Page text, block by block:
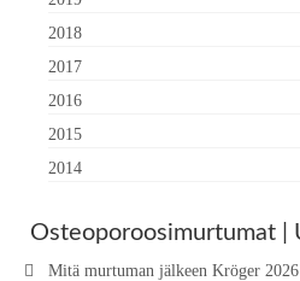
2018
2017
2016
2015
2014
Osteoporoosimurtumat |
Mitä murtuman jälkeen Kröger 2026